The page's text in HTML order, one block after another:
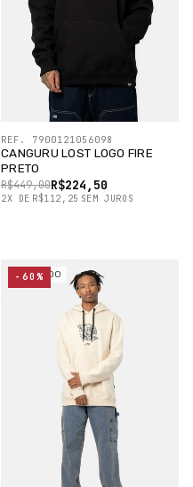
CANGURU LOST LOGO FIRE
PRETO
R$224,50
R$449,00
2X DE R$112,25 SEM JUROS
REF. 7900121056098
ESGOTADO
-60%